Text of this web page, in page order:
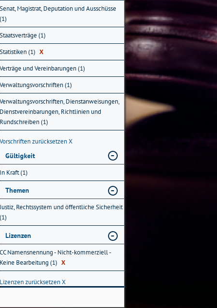
Senat, Magistrat, Deputation und Ausschüsse
(1)
Staatsverträge (1)
Statistiken (1) X
Verträge und Vereinbarungen (1)
Verwaltungsvorschriften (1)
Verwaltungsvorschriften, Dienstanweisungen,
Dienstvereinbarungen, Richtlinien und
Rundschreiben (1)
Vorschriften zurücksetzenX
Gültigkeit
In Kraft (1)
Themen
Justiz, Rechtssystem und öffentliche Sicherheit
(1)
Lizenzen
CC Namensnennung - Nicht-kommerziell -
Keine Bearbeitung (1) X
Lizenzen zurücksetzenX